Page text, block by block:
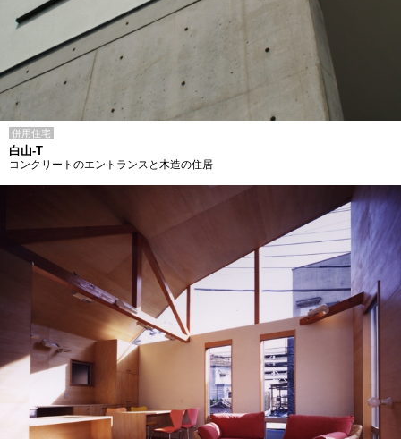
併用住宅
白山-T
コンクリートのエントランスと木造の住居